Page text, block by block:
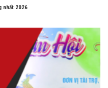
nhất 2026